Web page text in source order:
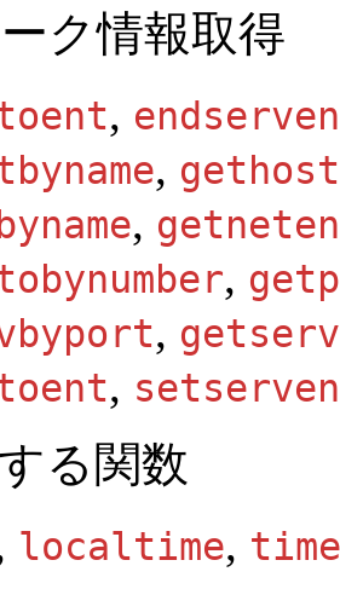
ク情報取得
,
,
,
,
,
,
る関数
localtime, time